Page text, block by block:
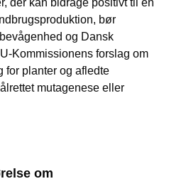
der kan bidrage positivt til en
bør
og Dansk
Kommissionens forslag om
for planter og afledte
mutagenese eller
om